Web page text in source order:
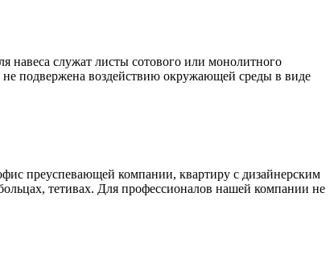
служат листы сотового или монолитного
не подвержена воздействию окружающей среды в виде
преуспевающей компании, квартиру с дизайнерским
тетивах. Для профессионалов нашей компании не